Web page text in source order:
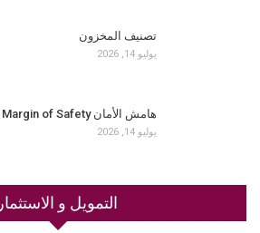
تصنيف المخزون
يوليو 14, 2026
هامش الأمان Margin of Safety
يوليو 14, 2026
التمويل و الاستثمار